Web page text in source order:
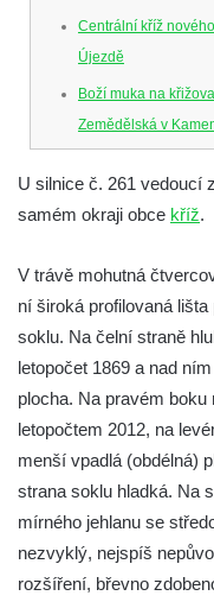
Centrální kříž
Újezdě
Boží muka na
Zemědělská v
v Kamenném Újezdě
Kříž na křižovatce
Kříž v Dělnické ulici
Boží muka na
Malší ve Velešíně
Centrální kříž
Kříž u kostela
Kříž u brány na
Kříž u fary v Římově
Kříž u lípy Jana
U silnice č. 261 vedoucí
samém okraji obce kříž.
V trávě mohutná
ní široká profilovaná
soklu. Na čelní straně
letopočet 1869 a nad
plocha. Na pravém
letopočtem 2012, na
menší vpadlá (obdélná)
strana soklu hladká. Na
mírného jehlanu se
nezvyklý, nejspíš
rozšíření, břevno